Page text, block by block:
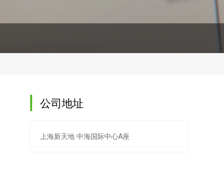
公司地址
上海新天地 中海国际中心A座